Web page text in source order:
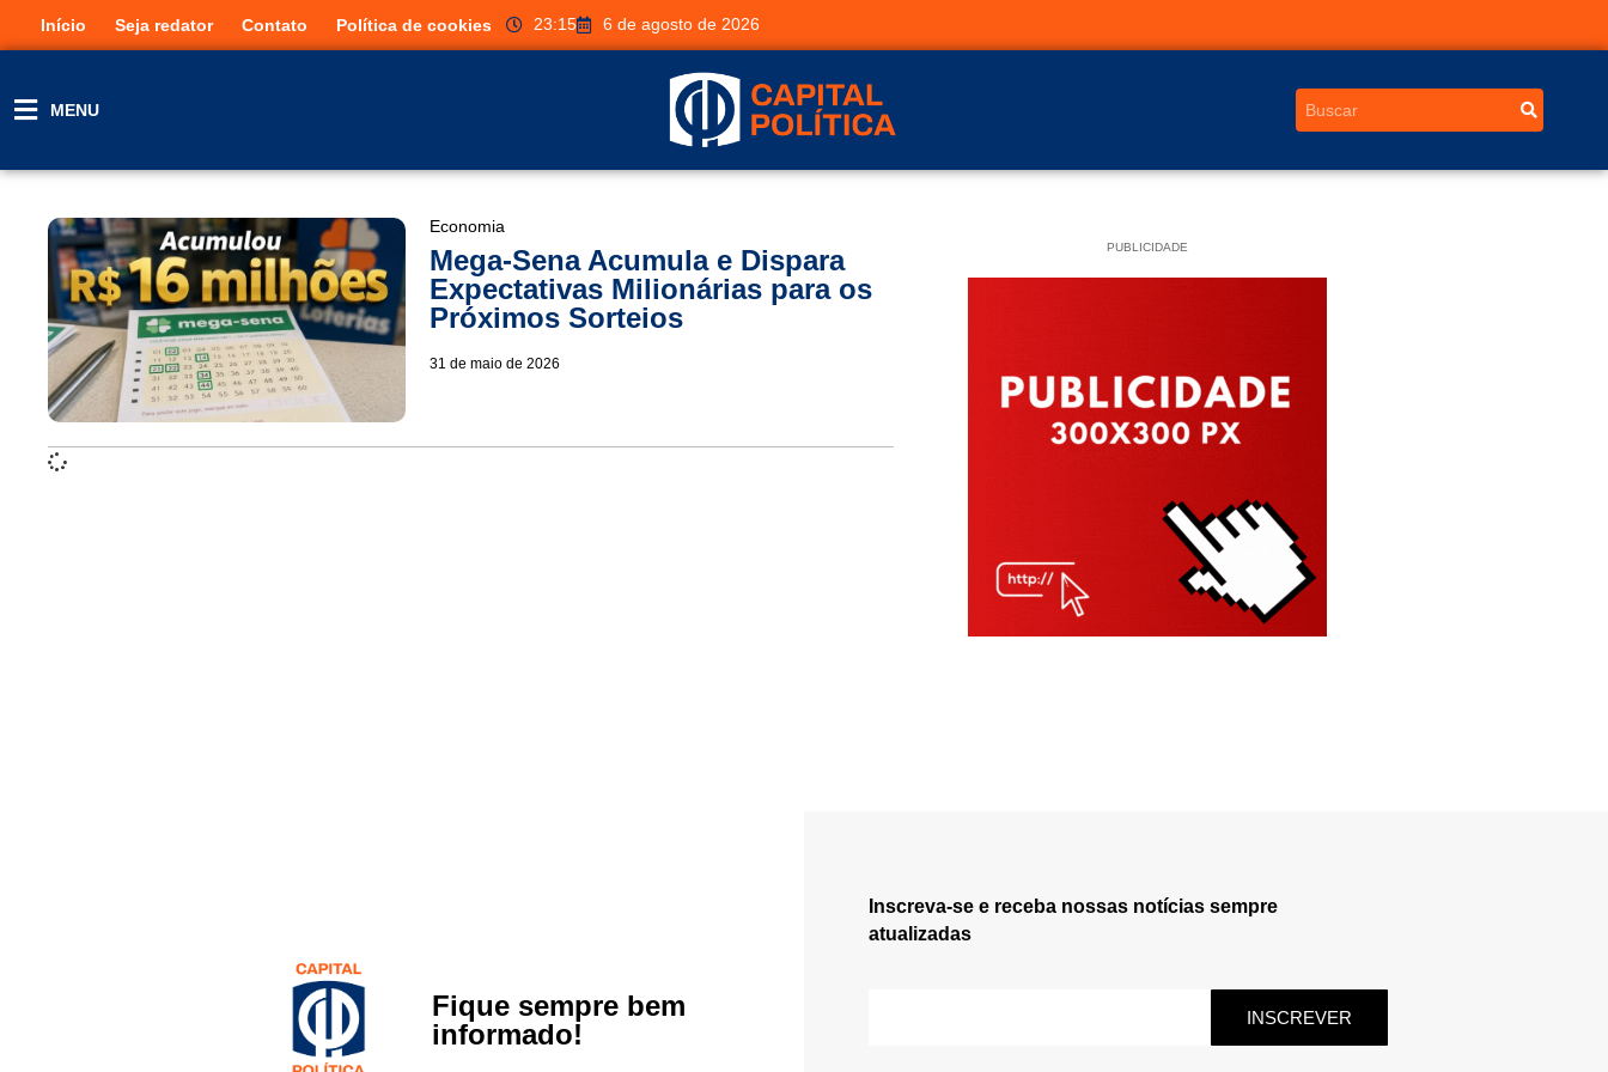
Início Seja redator Contato Política de cookies 23:15 6 de agosto de 2026
MENU
Economia
Mega-Sena Acumula e Dispara
Expectativas Milionárias para os
Próximos Sorteios
31 de maio de 2026
PUBLICIDADE
Fique sempre bem
informado!
Inscreva-se e receba nossas notícias sempre
atualizadas
INSCREVER